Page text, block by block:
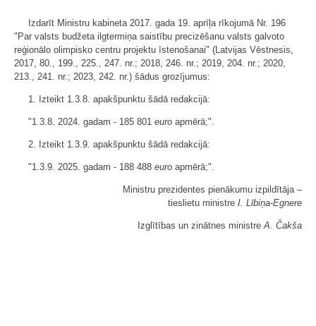
Izdarīt Ministru kabineta 2017. gada 19. aprīļa rīkojumā Nr. 196
"Par valsts budžeta ilgtermiņa saistību precizēšanu valsts galvoto
reģionālo olimpisko centru projektu īstenošanai" (Latvijas Vēstnesis,
2017, 80., 199., 225., 247. nr.; 2018, 246. nr.; 2019, 204. nr.; 2020,
213., 241. nr.; 2023, 242. nr.) šādus grozījumus:
1. Izteikt 1.3.8. apakšpunktu šādā redakcijā:
"1.3.8. 2024. gadam - 185 801 euro apmērā;".
2. Izteikt 1.3.9. apakšpunktu šādā redakcijā:
"1.3.9. 2025. gadam - 188 488 euro apmērā;".
Ministru prezidentes pienākumu izpildītāja ‒
tieslietu ministre I. Lībiņa-Egnere
Izglītības un zinātnes ministreA. Čakša